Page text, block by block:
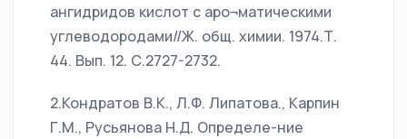
ангидридов кислот с аро¬матическими
углеводородами//Ж. общ. химии. 1974.Т.
44. Вып. 12. С.2727-2732.
2.Кондратов В.К., Л.Ф. Липатова., Карпин
Г.М., Русьянова Н.Д. Определе-ние